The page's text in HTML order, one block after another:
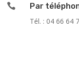

Par
Tél. : 04 66 64